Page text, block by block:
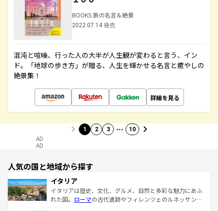
BOOKS 旅の名言＆絶景
2022.07.14 発売
混沌と喧噪、行った人の大半が人生観が変わると言う、イン
ド。「地球の歩き方」が贈る、人生を輝かせる名言と癒やしの
絶景集！
詳細を見る
1 2 3 … 10
AD
AD
人気の国と地域から探す
イタリア
イタリアは歴史、文化、グルメ、自然と多彩な魅力にあふ
れた国。 ローマの古代遺跡やフィレンツェのルネッサンス